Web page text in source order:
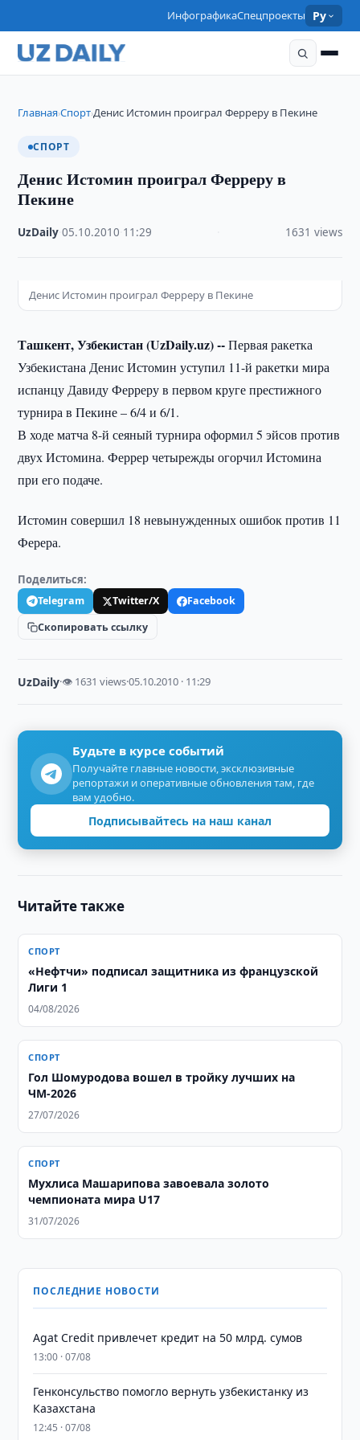
ИнфографикаСпецпроекты Ру
Главная›Спорт›Денис Истомин проиграл Ферреру в Пекине
СПОРТ
Денис Истомин проиграл Ферреру в
Пекине
UzDaily ·05.10.2010 11:29 1631 views
Денис Истомин проиграл Ферреру в Пекине
Ташкент, Узбекистан (UzDaily.uz) --Первая ракетка
Узбекистана Денис Истомин уступил 11-й ракетки мира
испанцу Давиду Ферреру в первом круге престижного
турнира в Пекине – 6/4 и 6/1.
В ходе матча 8-й сеяный турнира оформил 5 эйсов против
двух Истомина. Феррер четырежды огорчил Истомина
при его подаче.
Истомин совершил 18 невынужденных ошибок против 11
Ферера.
Поделиться:
Telegram Twitter/X
Facebook
Скопировать ссылку
UzDaily·👁 1631 views·05.10.2010 · 11:29
Будьте в курсе событий
Получайте главные новости, эксклюзивные
репортажи и оперативные обновления там, где
вам удобно.
Подписывайтесь на наш канал
Читайте также
СПОРТ
«Нефтчи» подписал защитника из французской
Лиги 1
04/08/2026
СПОРТ
Гол Шомуродова вошел в тройку лучших на
ЧМ-2026
27/07/2026
СПОРТ
Мухлиса Машарипова завоевала золото
чемпионата мира U17
31/07/2026
ПОСЛЕДНИЕ НОВОСТИ
Agat Credit привлечет кредит на 50 млрд. сумов
13:00 · 07/08
Генконсульство помогло вернуть узбекистанку из
Казахстана
12:45 · 07/08